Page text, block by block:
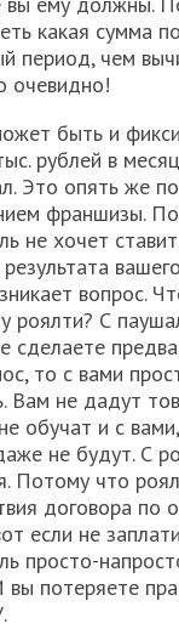
какая сумма
период, чем
очевидно!
быть и
рублей в
Это опять же
франшизы.
не хочет
вопрос.
роялти? С
сделаете
то с вами
Вам не дадут
обучат и с
не будут. С
Потому что
договора по
если не
просто-
вы потеряете